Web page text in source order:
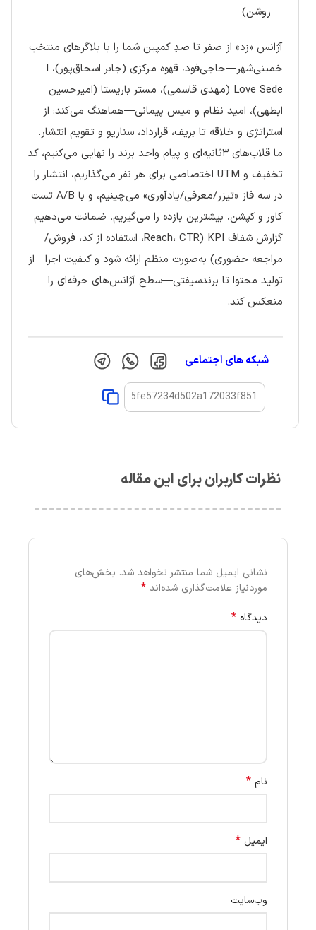
روشن)
آژانس «زد» از صفر تا صدِ کمپین شما را با بلاگرهای منتخب
خمینی‌شهر—حاجی‌فود، قهوه مرکزی (جابر اسحاق‌پور)، I
Love Sede (مهدی قاسمی)، مستر باریستا (امیرحسین
ابطهی)، امید نظام و میس پیمانی—هماهنگ می‌کند: از
استراتژی و خلاقه تا بریف، قرارداد، سناریو و تقویم انتشار.
ما قلاب‌های ۳ثانیه‌ای و پیام واحد برند را نهایی می‌کنیم، کد
تخفیف و UTM اختصاصی برای هر نفر می‌گذاریم، انتشار را
در سه فاز «تیزر/معرفی/یادآوری» می‌چینیم، و با A/B تست
کاور و کپشن، بیشترین بازده را می‌گیریم. ضمانت می‌دهیم
گزارش شفاف KPI (Reach، CTR، استفاده از کد، فروش/
مراجعه حضوری) به‌صورت منظم ارائه شود و کیفیت اجرا—از
تولید محتوا تا برندسیفتی—سطح آژانس‌های حرفه‌ای را
منعکس کند.
شبکه های اجتماعی
نظرات کاربران برای این مقاله
نشانی ایمیل شما منتشر نخواهد شد. بخش‌های
موردنیاز علامت‌گذاری شده‌اند *
دیدگاه *
نام *
ایمیل *
وب‌سایت